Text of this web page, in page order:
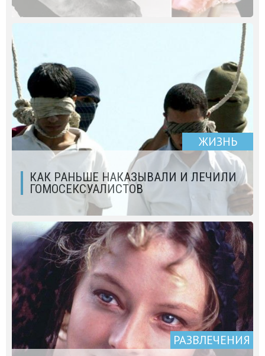
ЖИЗНЬ
КАК РАНЬШЕ НАКАЗЫВАЛИ И ЛЕЧИЛИ
ГОМОСЕКСУАЛИСТОВ
РАЗВЛЕЧЕНИЯ